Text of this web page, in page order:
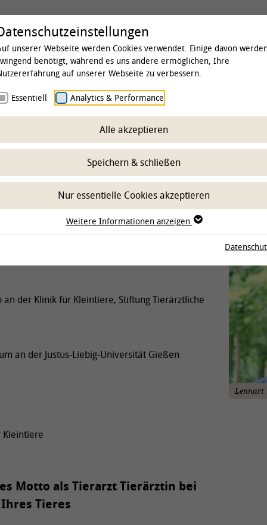
Institute Kliniken Klinik für Kleintiere
Weitkamp
der Klinik für Kleintiere, Stiftung Tierärztliche
an der Justus-Liebig-Universität Gießen
Motto als Tierarzt Tierärztin bei
Tieres
Lennart
unserer Webseite werden Cookies verwendet. Einige davon
benötigt, während es uns andere ermöglichen, Ihre
auf unserer Webseite zu verbessern.
Essentiell Analytics & Performance
Alle akzeptieren
Speichern & schließen
Nur essentielle Cookies akzeptieren
Weitere Informationen anzeigen